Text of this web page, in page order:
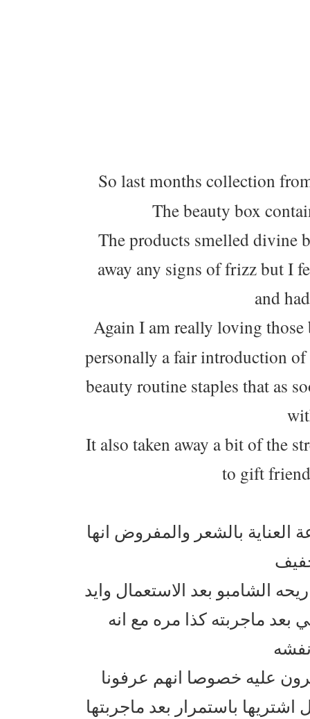
So last months collection
The beauty box
The products smelled divine
away any signs of frizz but I
and
Again I am really loving
personally a fair introduction
beauty routine staples that as
It also taken away a bit of the
to gift
بالشعر والمفروض انها
الشامبو بعد الاستعمال وايد
ماجربته كذا مره مع انه
عليه خصوصا انهم عرفونا
باستمرار بعد ماجربتها